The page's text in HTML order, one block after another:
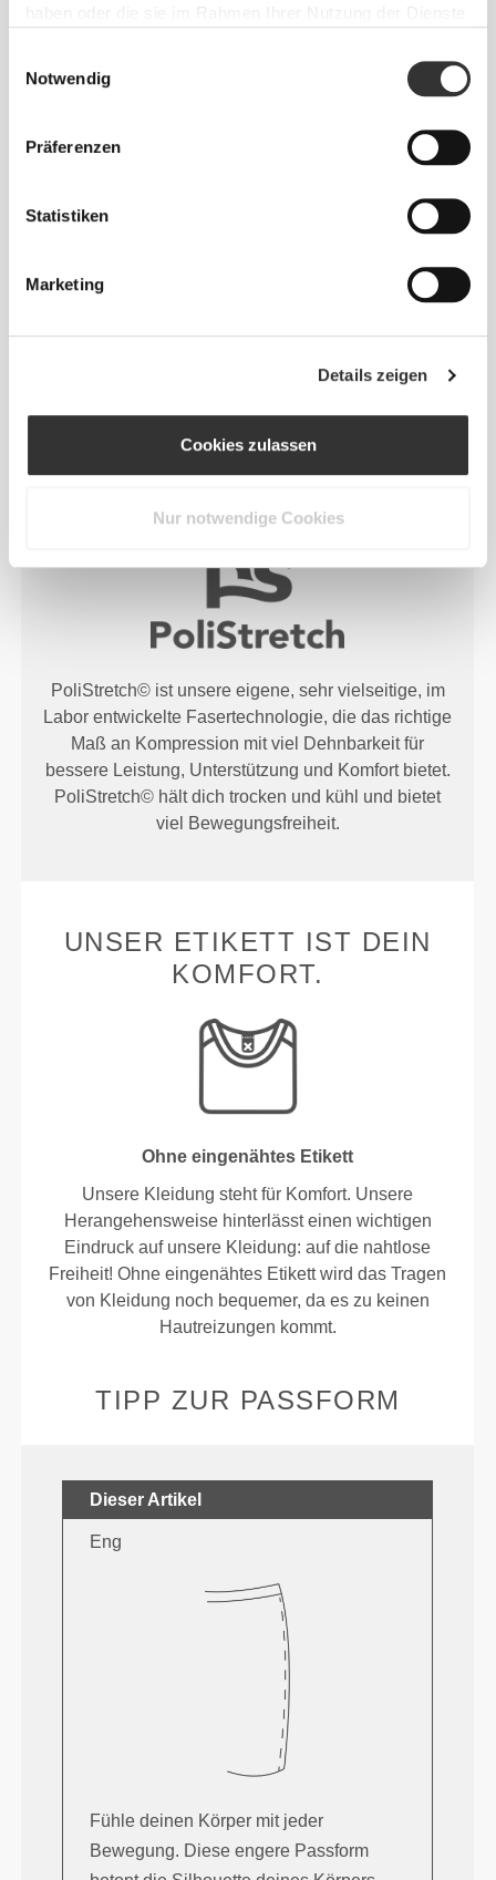
Notwendig
Präferenzen
Statistiken
Marketing
Details zeigen
Cookies zulassen
Nur notwendige Cookies
ENTWICKELT MITREVOKNIT
leistungsstarke, hautähnliche Kleidungsstücke mit
verbesserter Dehnbarkeit, Halt und Komfort schafft.
leistet mehr, fühlt sich besser an und ist
FASERTECHNOLOGIE
PoliStretch© ist unsere eigene, sehr vielseitige, im
Labor entwickelte Fasertechnologie, die das richtige
Maß an Kompression mit viel Dehnbarkeit für
bessere Leistung, Unterstützung und Komfort bietet.
PoliStretch© hält dich trocken und kühl und bietet
viel Bewegungsfreiheit.
UNSER ETIKETT IST DEIN
KOMFORT.
Ohne eingenähtes Etikett
Unsere Kleidung steht für Komfort. Unsere
Herangehensweise hinterlässt einen wichtigen
Eindruck auf unsere Kleidung: auf die nahtlose
Freiheit! Ohne eingenähtes Etikett wird das Tragen
von Kleidung noch bequemer, da es zu keinen
Hautreizungen kommt.
TIPP ZUR PASSFORM
Dieser Artikel
Eng
Fühle deinen Körper mit jeder
Bewegung. Diese engere Passform